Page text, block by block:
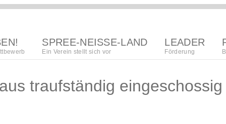
SPREE-NEISSE-LAND
Ein Verein stellt sich vor
LEADER
Förderung
traufständig